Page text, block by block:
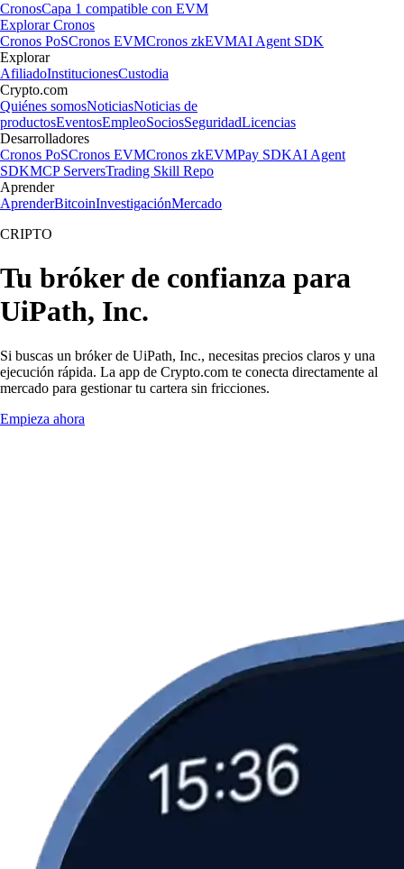
CronosCapa 1 compatible con EVM
Explorar Cronos
Cronos PoSCronos EVMCronos zkEVMAI Agent SDK
Explorar
AfiliadoInstitucionesCustodia
Crypto.com
Quiénes somosNoticiasNoticias de
productosEventosEmpleoSociosSeguridadLicencias
Desarrolladores
Cronos PoSCronos EVMCronos zkEVMPay SDKAI Agent
SDKMCP ServersTrading Skill Repo
Aprender
AprenderBitcoinInvestigaciónMercado
CRIPTO
Tu bróker de confianza para
UiPath, Inc.
Si buscas un bróker de UiPath, Inc., necesitas precios claros y una
ejecución rápida. La app de Crypto.com te conecta directamente al
mercado para gestionar tu cartera sin fricciones.
Empieza ahora